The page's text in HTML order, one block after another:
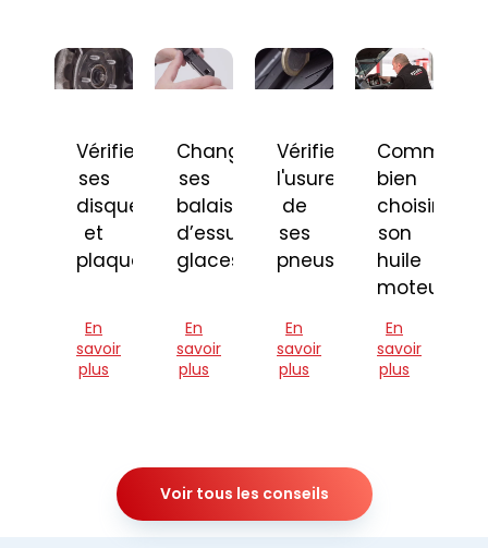
Vérifier
ses
disques
et
plaquettes
En
savoir
plus
Changer
ses
balais
d’essuie-
glaces
En
savoir
plus
Vérifier
l'usure
de
ses
pneus
En
savoir
plus
Comment
bien
choisir
son
huile
moteur
En
savoir
plus
Voir tous les conseils